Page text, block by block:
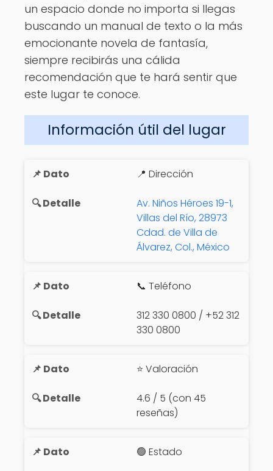
un espacio donde no importa si llegas
buscando un manual de texto o la más
emocionante novela de fantasía,
siempre recibirás una cálida
recomendación que te hará sentir que
este lugar te conoce.
Información útil del lugar
📍 Dirección
Av. Niños Héroes 19-1,
Villas del Río, 28973
Cdad. de Villa de
Álvarez, Col., México
📞 Teléfono
312 330 0800 / +52 312
330 0800
⭐ Valoración
4.6 / 5 (con 45
reseñas)
🟢 Estado